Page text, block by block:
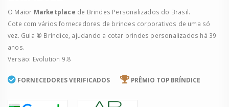
O Maior Marketplace de Brindes Personalizados do Brasil.
Cote com vários fornecedores de brindes corporativos de uma só
vez. Guia ® Bríndice, ajudando a cotar brindes personalizados há 39
anos.
Versão: Evolution 9.8
FORNECEDORES VERIFICADOS PRÊMIO TOP BRÍNDICE